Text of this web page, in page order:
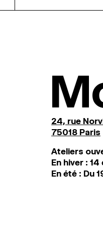
24, rue
75018 Paris
Ateliers
En hiver :
En été : Du